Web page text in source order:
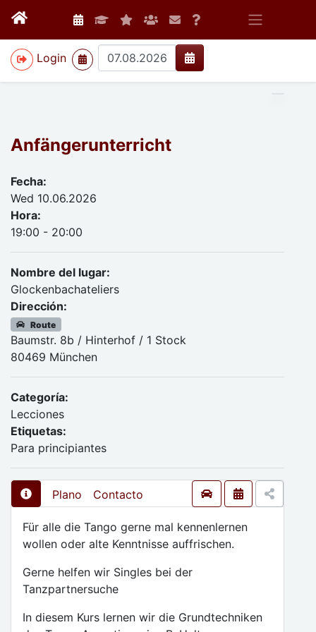
Login
>
Anfängerunterricht
Fecha:
Wed 10.06.2026
Hora:
19:00 - 20:00
Nombre del lugar:
Glockenbachateliers
Dirección:
Route
Baumstr. 8b / Hinterhof / 1 Stock
80469 München
Categoría:
Lecciones
Etiquetas:
Para principiantes
Plano Contacto
Für alle die Tango gerne mal kennenlernen
wollen oder alte Kenntnisse auffrischen.
Gerne helfen wir Singles bei der
Tanzpartnersuche
In diesem Kurs lernen wir die Grundtechniken